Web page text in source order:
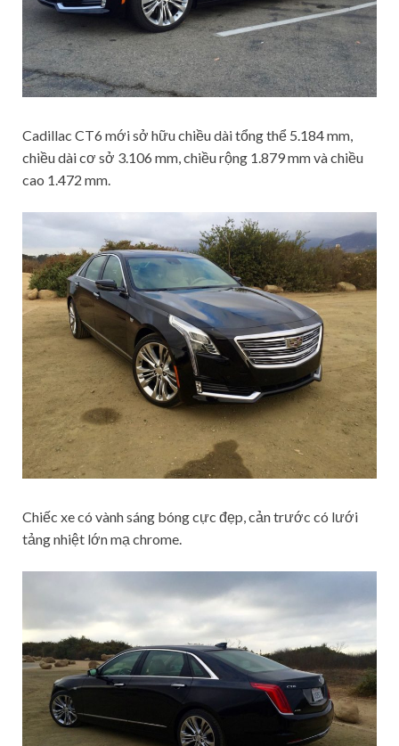
Cadillac CT6 mới sở hữu chiều dài tổng thể 5.184 mm,
chiều dài cơ sở 3.106 mm, chiều rộng 1.879 mm và chiều
cao 1.472 mm.
Chiếc xe có vành sáng bóng cực đẹp, cản trước có lưới
tảng nhiệt lớn mạ chrome.